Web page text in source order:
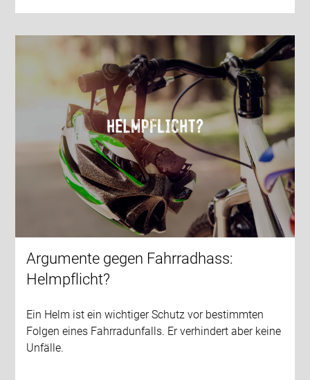
Argumente gegen Fahrradhass:
Helmpflicht?
Ein Helm ist ein wichtiger Schutz vor bestimmten
Folgen eines Fahrradunfalls. Er verhindert aber keine
Unfälle.